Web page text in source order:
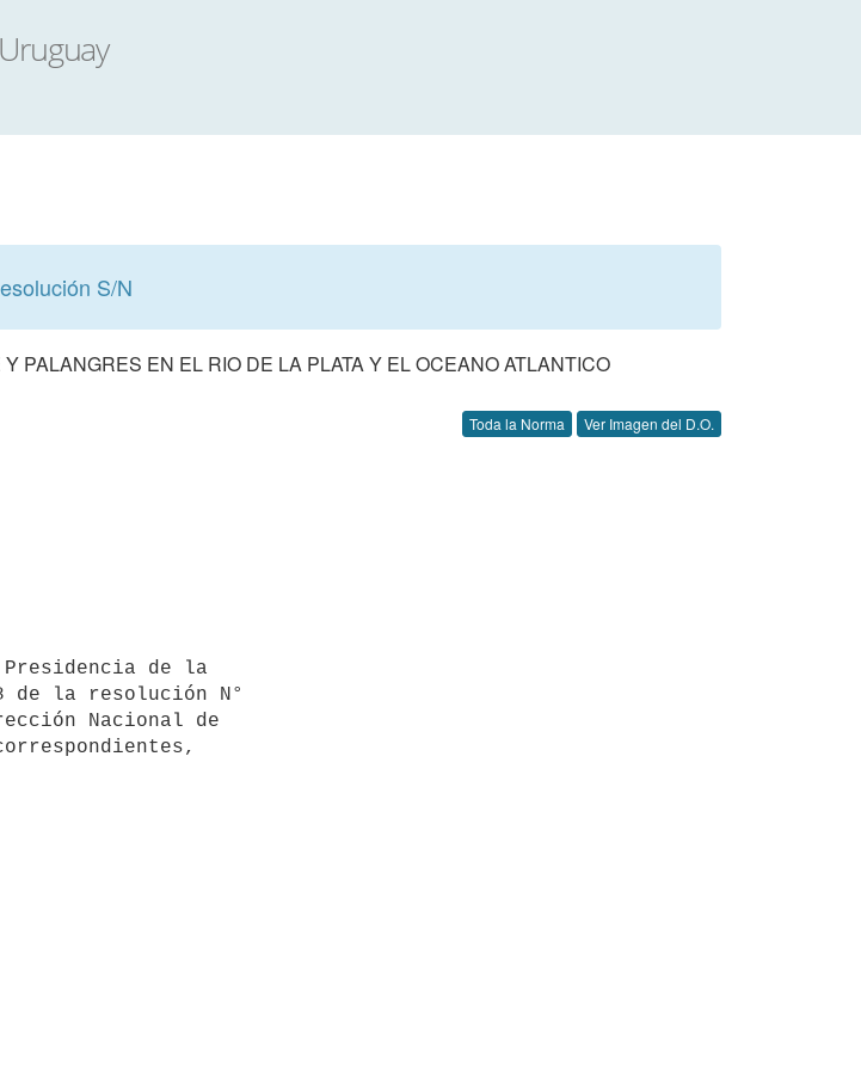
S/N
PALANGRES EN EL RIO DE LA PLATA Y EL OCEANO ATLANTICO
Toda la Norma Ver Imagen del D.O.
de la resolución N°
Nacional de